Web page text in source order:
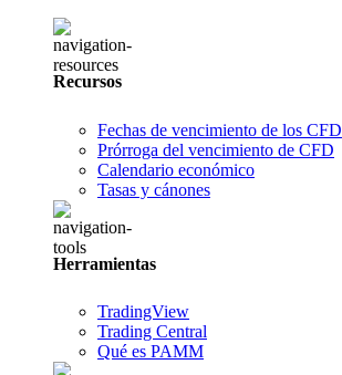
Recursos
Fechas de vencimiento de los CFD
Prórroga del vencimiento de CFD
Calendario económico
Tasas y cánones
Herramientas
TradingView
Trading Central
Qué es PAMM